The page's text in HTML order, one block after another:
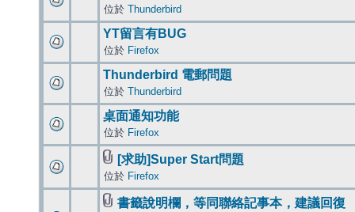
位於 Thunderbird
YT留言有BUG
位於 Firefox
Thunderbird 電郵問題
位於 Thunderbird
桌面通知功能
位於 Firefox
[求助]Super Start問題
位於 Firefox
書籤說明欄，等同聯絡記事本，建議回復